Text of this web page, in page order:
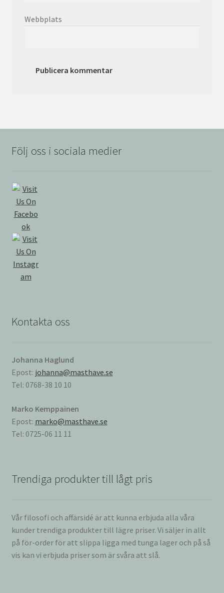
Webbplats
Följ oss i sociala medier
Kontakta oss
Johanna Haglund
Epost: johanna@masthave.se
Tel: 0768-38 10 10
Marko Kemppainen
Epost: marko@masthave.se
Tel: 0725-06 11 11
Trendiga produkter till lågt pris
Vår filosofi och affärsidé är att kunna erbjuda alla våra
kunder trendiga produkter till lägre priser. Vi säljer in allt
på för-order för att slippa ligga med tunga lager och på så
vis kan vi erbjuda priser som är svåra att slå.